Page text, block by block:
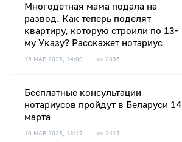
Многодетная мама подала на
развод. Как теперь поделят
квартиру, которую строили по 13-
му Указу? Расскажет нотариус
15 МАР 2025, 14:00 2835
Бесплатные консультации
нотариусов пройдут в Беларуси 14
марта
10 МАР 2025, 13:17 2417